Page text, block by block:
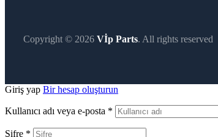
Copyright © 2026 Vİp Parts. All rights reserved
Giriş yap Bir hesap oluşturun
Kullanıcı adı veya e-posta *
Şifre *